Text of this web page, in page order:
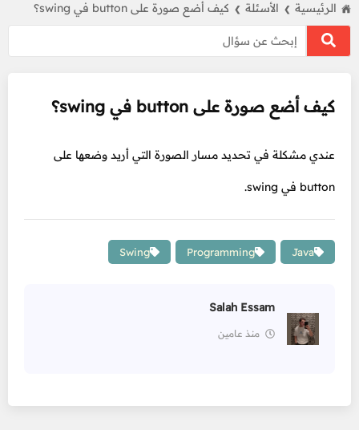
الرئيسية ❯ الأسئلة ❯ كيف أضع صورة على button في swing؟
كيف أضع صورة على button في swing؟
عندي مشكلة في تحديد مسار الصورة التي أريد وضعها على
button في swing.
Java
Programming
Swing
Salah Essam
منذ عامين